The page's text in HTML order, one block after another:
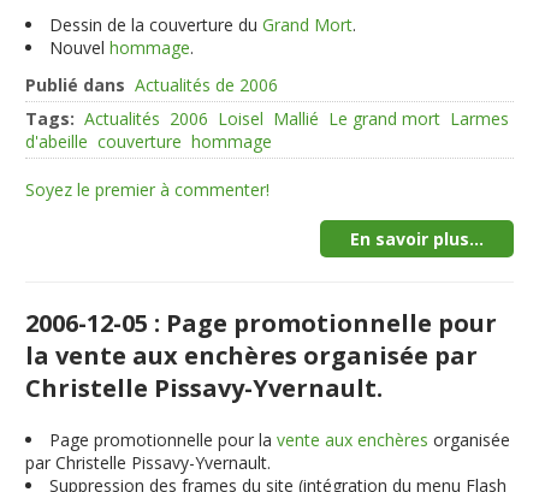
Dessin de la couverture duGrand Mort.
Nouvelhommage.
Publié dans Actualités de 2006
Tags: Actualités 2006 Loisel Mallié Le grand mort Larmes
d'abeille couverture hommage
Soyez le premier à commenter!
En savoir plus...
2006-12-05 : Page promotionnelle pour
la vente aux enchères organisée par
Christelle Pissavy-Yvernault.
Page promotionnelle pour lavente aux enchères organisée
par Christelle Pissavy-Yvernault.
Suppression des frames du site (intégration du menu Flash